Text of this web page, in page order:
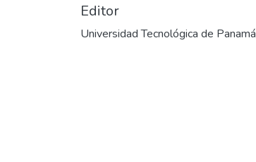
Editor
Universidad Tecnológica de Panamá